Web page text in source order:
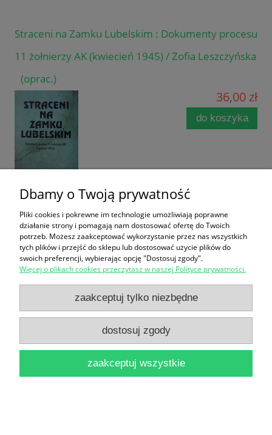
Straceni na Zamku Lubelskim : Dokumenty procesu
11 żołnierzy AK (kwiecień 1945) / Zofia Leszczyńska
(oprac.)
36,00 zł
do koszyka
Studia o bibliotekach i zbiorach polskich Tom II /
Pod redakcją Bohdana Ryszewskiego
19,90 zł
Dbamy o Twoją prywatność
Pliki cookies i pokrewne im technologie umożliwiają poprawne
działanie strony i pomagają nam dostosować ofertę do Twoich
potrzeb. Możesz zaakceptować wykorzystanie przez nas wszystkich
tych plików i przejść do sklepu lub dostosować użycie plików do
swoich preferencji, wybierając opcję "Dostosuj zgody".
Więcej o plikach cookies przeczytasz w naszej Polityce prywatności.
zaakceptuj tylko niezbędne
dostosuj zgody
zaakceptuj wszystkie